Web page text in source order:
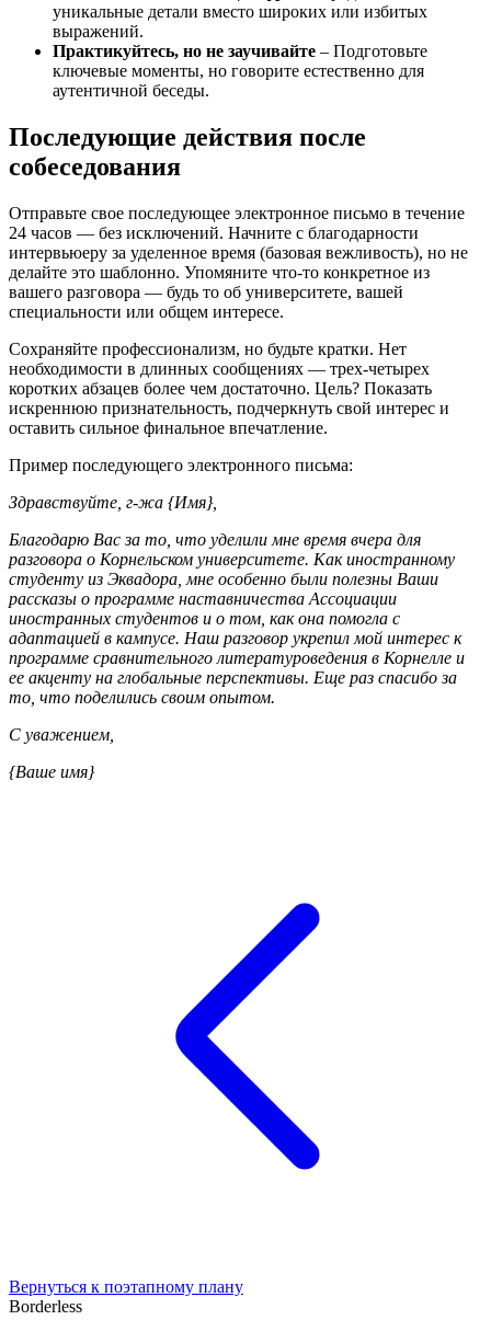
уникальные детали вместо широких или избитых
выражений.
Практикуйтесь, но не заучивайте – Подготовьте
ключевые моменты, но говорите естественно для
аутентичной беседы.
Последующие действия после
собеседования
Отправьте свое последующее электронное письмо в течение
24 часов — без исключений. Начните с благодарности
интервьюеру за уделенное время (базовая вежливость), но не
делайте это шаблонно. Упомяните что-то конкретное из
вашего разговора — будь то об университете, вашей
специальности или общем интересе.
Сохраняйте профессионализм, но будьте кратки. Нет
необходимости в длинных сообщениях — трех-четырех
коротких абзацев более чем достаточно. Цель? Показать
искреннюю признательность, подчеркнуть свой интерес и
оставить сильное финальное впечатление.
Пример последующего электронного письма:
Здравствуйте, г-жа {Имя},
Благодарю Вас за то, что уделили мне время вчера для
разговора о Корнельском университете. Как иностранному
студенту из Эквадора, мне особенно были полезны Ваши
рассказы о программе наставничества Ассоциации
иностранных студентов и о том, как она помогла с
адаптацией в кампусе. Наш разговор укрепил мой интерес к
программе сравнительного литературоведения в Корнелле и
ее акценту на глобальные перспективы. Еще раз спасибо за
то, что поделились своим опытом.
С уважением,
{Ваше имя}
Вернуться к поэтапному плану
Borderless